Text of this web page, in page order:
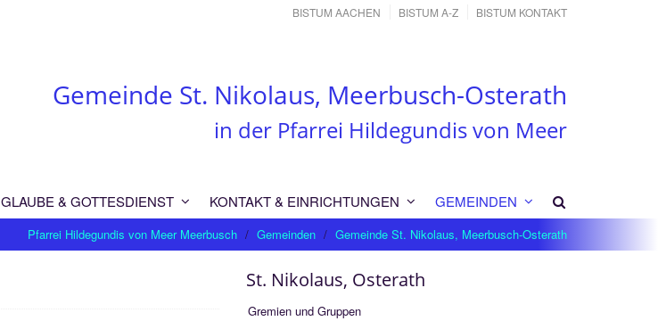
BISTUM AACHEN BISTUM A-Z BISTUM KONTAKT
Gemeinde St. Nikolaus, Meerbusch-Osterath
in der Pfarrei Hildegundis von Meer
GLAUBE & GOTTESDIENST KONTAKT & EINRICHTUNGEN GEMEINDEN
Pfarrei Hildegundis von Meer Meerbusch Gemeinden Gemeinde St. Nikolaus, Meerbusch-Osterath
St. Nikolaus, Osterath
Gremien und Gruppen